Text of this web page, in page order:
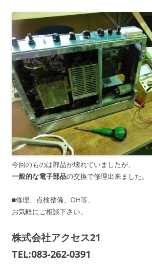
今回のものは部品が壊れていましたが、
一般的な電子部品の交換で修理出来ました。
■修理、点検整備、OH等、
お気軽にご相談下さい。
株式会社アクセス21
TEL:083-262-0391